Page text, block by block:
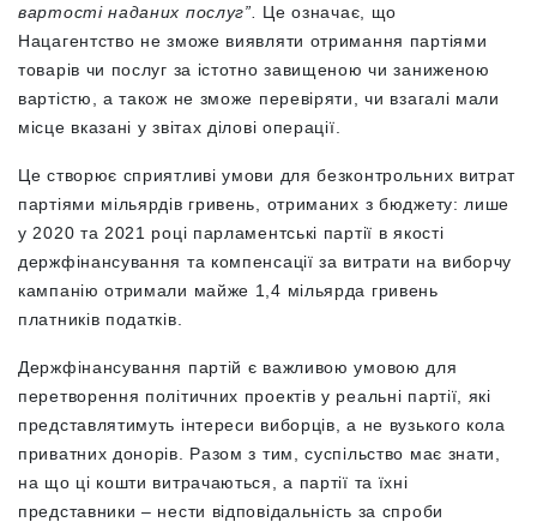
вартості наданих послуг”.
Це означає, що
Нацагентство не зможе виявляти отримання партіями
товарів чи послуг за істотно завищеною чи заниженою
вартістю, а також не зможе перевіряти, чи взагалі мали
місце вказані у звітах ділові операції.
Це створює сприятливі умови для безконтрольних витрат
партіями мільярдів гривень, отриманих з бюджету: лише
у 2020 та 2021 році парламентські партії в якості
держфінансування та компенсації за витрати на виборчу
кампанію отримали майже 1,4 мільярда гривень
платників податків.
Держфінансування партій є важливою умовою для
перетворення політичних проектів у реальні партії, які
представлятимуть інтереси виборців, а не вузького кола
приватних донорів. Разом з тим, суспільство має знати,
на що ці кошти витрачаються, а партії та їхні
представники – нести відповідальність за спроби